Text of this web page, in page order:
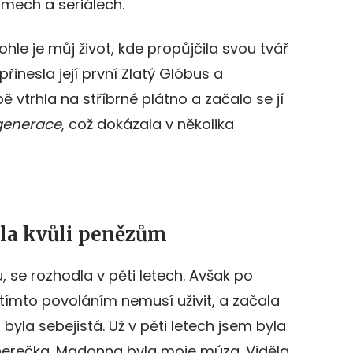
a seriálech.
je můj život, kde propůjčila svou tvář
její první Zlatý Glóbus a
vtrhla na stříbrné plátno a začalo se jí
, což dokázala v několika
kvůli penězům
se rozhodla v pěti letech. Avšak po
povoláním nemusí uživit, a začala
sebejistá. Už v pěti letech jsem byla